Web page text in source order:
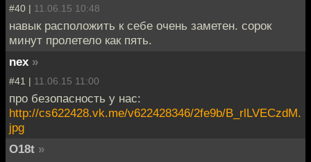
#40 | 11.06.15 10:48
навык расположить к себе очень заметен. сорок
минут пролетело как пять.
nex »
#41 | 11.06.15 11:00
про безопасность у нас:
http://cs622428.vk.me/v622428346/2fe9b/B_rlLVECzdM.
jpg
O18t »